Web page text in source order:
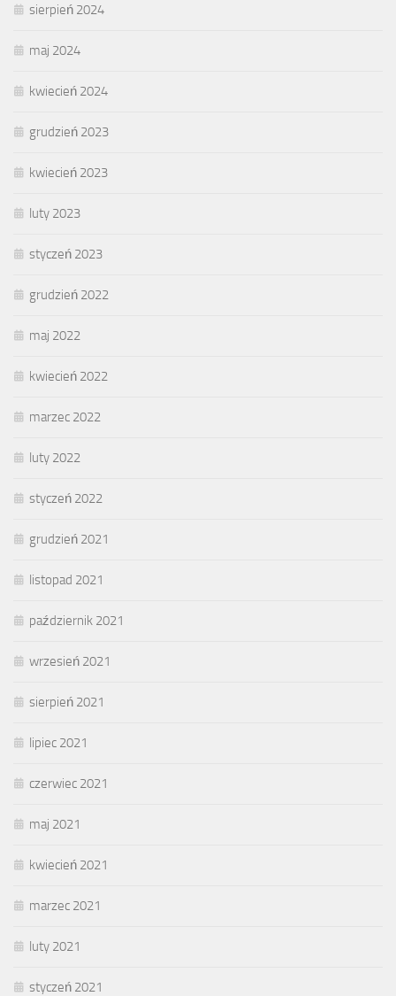
sierpień 2024
maj 2024
kwiecień 2024
grudzień 2023
kwiecień 2023
luty 2023
styczeń 2023
grudzień 2022
maj 2022
kwiecień 2022
marzec 2022
luty 2022
styczeń 2022
grudzień 2021
listopad 2021
październik 2021
wrzesień 2021
sierpień 2021
lipiec 2021
czerwiec 2021
maj 2021
kwiecień 2021
marzec 2021
luty 2021
styczeń 2021